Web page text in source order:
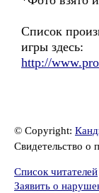
Список
игры здесь:
http://
© Copyright:
Свидетельство о
Список читателей
Заявить о